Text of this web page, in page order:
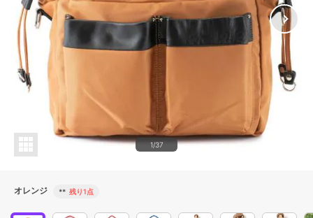
1/37
オレンジ ** 残り1点